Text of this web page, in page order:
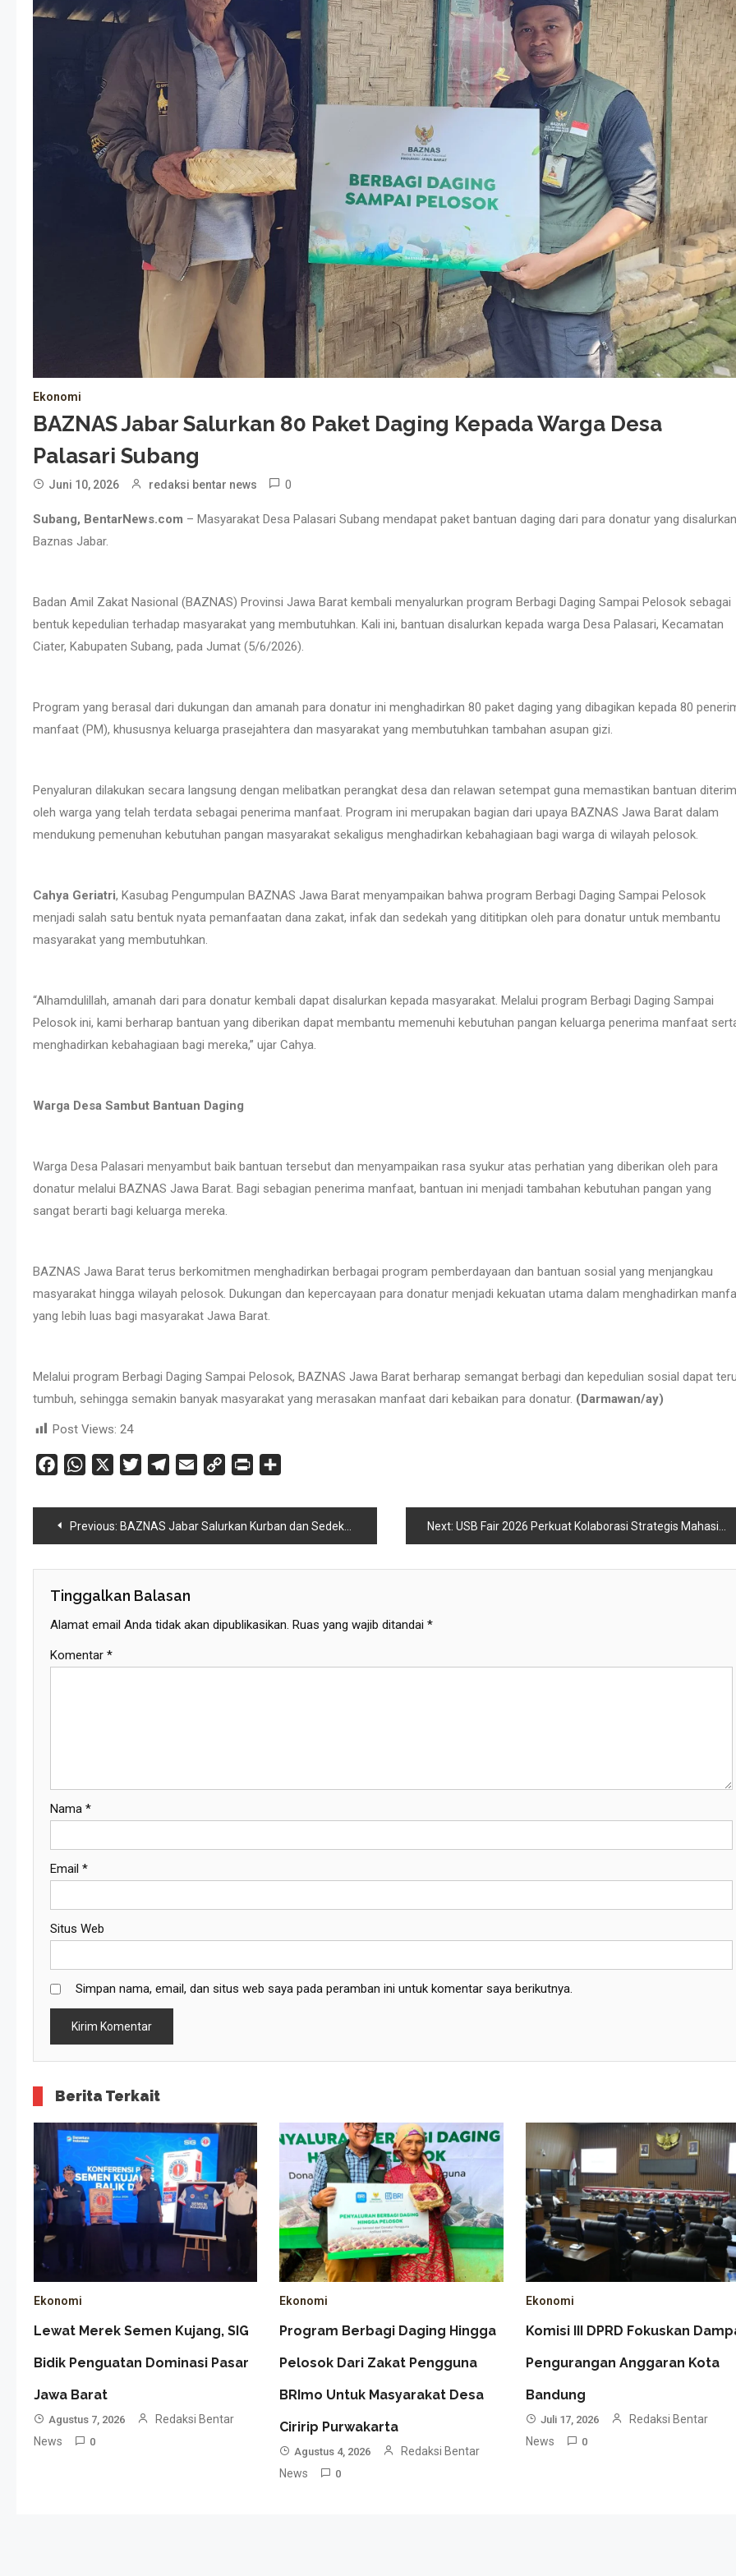
Ekonomi
BAZNAS Jabar Salurkan 80 Paket Daging Kepada Warga Desa
Palasari Subang
Juni 10, 2026 redaksi bentar news 0
Subang, BentarNews.com – Masyarakat Desa Palasari Subang mendapat paket bantuan daging dari para donatur yang disalurkan
Baznas Jabar.
Badan Amil Zakat Nasional (BAZNAS) Provinsi Jawa Barat kembali menyalurkan program Berbagi Daging Sampai Pelosok sebagai
bentuk kepedulian terhadap masyarakat yang membutuhkan. Kali ini, bantuan disalurkan kepada warga Desa Palasari, Kecamatan
Ciater, Kabupaten Subang, pada Jumat (5/6/2026).
Program yang berasal dari dukungan dan amanah para donatur ini menghadirkan 80 paket daging yang dibagikan kepada 80
manfaat (PM), khususnya keluarga prasejahtera dan masyarakat yang membutuhkan tambahan asupan gizi.
Penyaluran dilakukan secara langsung dengan melibatkan perangkat desa dan relawan setempat guna memastikan bantuan
oleh warga yang telah terdata sebagai penerima manfaat. Program ini merupakan bagian dari upaya BAZNAS Jawa Barat dalam
mendukung pemenuhan kebutuhan pangan masyarakat sekaligus menghadirkan kebahagiaan bagi warga di wilayah pelosok.
Cahya Geriatri, Kasubag Pengumpulan BAZNAS Jawa Barat menyampaikan bahwa program Berbagi Daging Sampai Pelosok
menjadi salah satu bentuk nyata pemanfaatan dana zakat, infak dan sedekah yang dititipkan oleh para donatur untuk membantu
masyarakat yang membutuhkan.
“Alhamdulillah, amanah dari para donatur kembali dapat disalurkan kepada masyarakat. Melalui program Berbagi Daging Sampai
Pelosok ini, kami berharap bantuan yang diberikan dapat membantu memenuhi kebutuhan pangan keluarga penerima manfaat
menghadirkan kebahagiaan bagi mereka,” ujar Cahya.
Warga Desa Sambut Bantuan Daging
Warga Desa Palasari menyambut baik bantuan tersebut dan menyampaikan rasa syukur atas perhatian yang diberikan oleh para
donatur melalui BAZNAS Jawa Barat. Bagi sebagian penerima manfaat, bantuan ini menjadi tambahan kebutuhan pangan yang
sangat berarti bagi keluarga mereka.
BAZNAS Jawa Barat terus berkomitmen menghadirkan berbagai program pemberdayaan dan bantuan sosial yang menjangkau
masyarakat hingga wilayah pelosok. Dukungan dan kepercayaan para donatur menjadi kekuatan utama dalam menghadirkan
yang lebih luas bagi masyarakat Jawa Barat.
Melalui program Berbagi Daging Sampai Pelosok, BAZNAS Jawa Barat berharap semangat berbagi dan kepedulian sosial dapat
tumbuh, sehingga semakin banyak masyarakat yang merasakan manfaat dari kebaikan para donatur. (Darmawan/ay)
Post Views: 24
FacebookWhatsApp TwitterTelegram
Email
Copy
Print
Navigasi
Pos
Previous: BAZNAS Jabar Salurkan Kurban dan Sedekah Daging Bantu Palestina Melalui BAZNAS RI Next: USB Fair 2026 Perkuat Kolaborasi Strategis Mahasiswa dan Alumni Menuju Tantangan Dunia Kerja
Tinggalkan Balasan
Alamat email Anda tidak akan dipublikasikan. Ruas yang wajib ditandai *
Komentar *
Nama *
Email *
Situs Web
Simpan nama, email, dan situs web saya pada peramban ini untuk komentar saya berikutnya.
Berita Terkait
Ekonomi
Lewat Merek Semen Kujang, SIG
Bidik Penguatan Dominasi Pasar
Jawa Barat
Agustus 7, 2026
Redaksi Bentar
News
0
Ekonomi
Program Berbagi Daging Hingga
Pelosok Dari Zakat Pengguna
BRImo Untuk Masyarakat Desa
Ciririp Purwakarta
Agustus 4, 2026
Redaksi Bentar
News
0
Ekonomi
Komisi III DPRD Fokuskan
Pengurangan Anggaran Kota
Bandung
Juli 17, 2026
Redaksi Bentar
News
0